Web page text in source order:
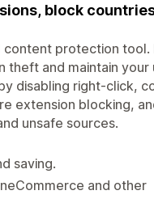
block
content protection
and maintain your
disabling right-click,
extension blocking,
unsafe sources.
saving.
and other